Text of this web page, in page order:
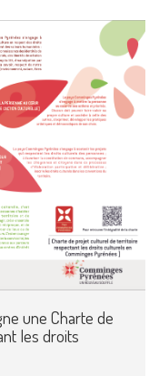
une Charte de
les droits